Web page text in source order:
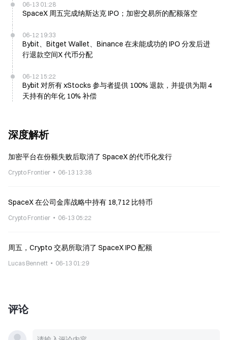
06-13 01:28
SpaceX 周五完成纳斯达克 IPO；加密交易所的配额落空
06-12 19:33
Bybit、Bitget Wallet、Binance 在未能成功的 IPO 分发后进
行退款空间X 代币分配
06-12 15:22
Bybit 对所有 xStocks 参与者提供 100% 退款，并提供为期 4
天持有的年化 10% 补偿
深度解析
加密平台在份额失败后取消了 SpaceX 的代币化发行
Crypto Frontier 06-13 13:38
SpaceX 在公司金库战略中持有 18,712 比特币
Crypto Frontier 06-13 05:22
周五，Crypto 交易所取消了 SpaceX IPO 配额
Lucas Bennett 06-13 01:29
评论